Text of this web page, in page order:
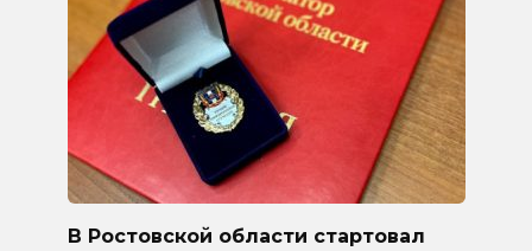
В Ростовской области стартовал